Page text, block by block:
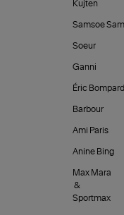
Kujten
Samsoe
Soeur
Ganni
Éric Bompard
Barbour
Ami Paris
Anine Bing
Max Mara
&
Sportmax